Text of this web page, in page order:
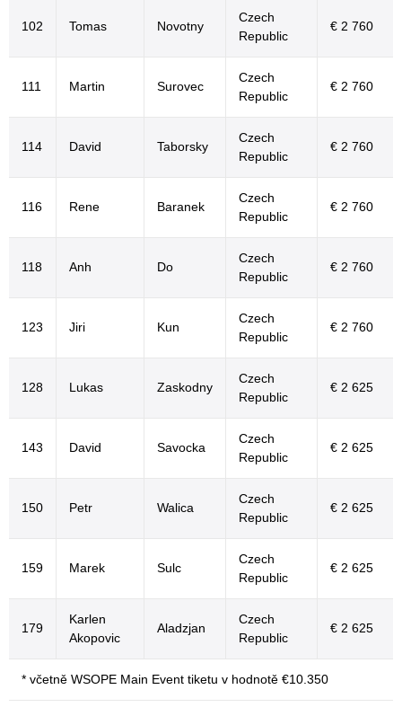
102 Tomas Novotny
Czech
Republic
€ 2 760
111 Martin Surovec
Czech
Republic
€ 2 760
114 David Taborsky
Czech
Republic
€ 2 760
116 Rene Baranek
Czech
Republic
€ 2 760
118 Anh Do
Czech
Republic
€ 2 760
123 Jiri Kun
Czech
Republic
€ 2 760
128 Lukas Zaskodny
Czech
Republic
€ 2 625
143 David Savocka
Czech
Republic
€ 2 625
150 Petr Walica
Czech
Republic
€ 2 625
159 Marek Sulc
Czech
Republic
€ 2 625
179
Karlen
Akopovic
Aladzjan
Czech
Republic
€ 2 625
* včetně WSOPE Main Event tiketu v hodnotě €10.350